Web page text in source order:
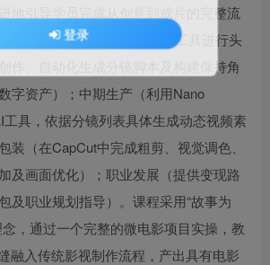
地引导学员完成从创意到成片的完整流
前期策划（运用ChatGPT等工具进行头
作、自动化生成分镜脚本及构建保持角
字资产）；中期生产（利用Nano
工具，依据分镜列表具体生成动态视频素
装（在CapCut中完成粗剪、视觉调色、
及画面优化）；职业发展（提供变现路
及职业规划指导）。课程采用“故事为
，通过一个完整的微电影项目实操，教
融入传统影视制作流程，产出具有电影
登录